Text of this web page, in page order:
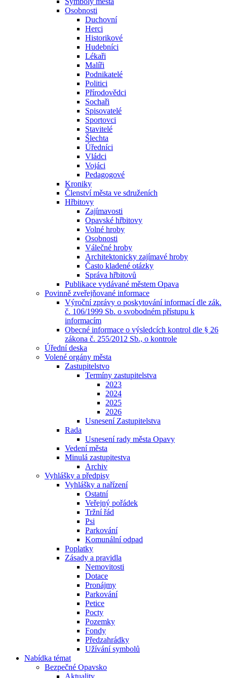
Osobnosti
Duchovní
Herci
Historikové
Hudebníci
Lékaři
Malíři
Podnikatelé
Politici
Přírodovědci
Sochaři
Spisovatelé
Sportovci
Stavitelé
Šlechta
Úředníci
Vládci
Vojáci
Pedagogové
Kroniky
Členství města ve sdruženích
Hřbitovy
Zajímavosti
Opavské hřbitovy
Volné hroby
Osobnosti
Válečné hroby
Architektonicky zajímavé hroby
Často kladené otázky
Správa hřbitovů
Publikace vydávané městem Opava
Povinně zveřejňované informace
Výroční zprávy o poskytování informací dle zák.
č. 106/1999 Sb. o svobodném přístupu k
informacím
Obecné informace o výsledcích kontrol dle § 26
zákona č. 255/2012 Sb., o kontrole
Úřední deska
Volené orgány města
Zastupitelstvo
Termíny zastupitelstva
2023
2024
2025
2026
Usnesení Zastupitelstva
Rada
Usnesení rady města Opavy
Vedení města
Minulá zastupitestva
Archiv
Vyhlášky a předpisy
Vyhlášky a nařízení
Ostatní
Veřejný pořádek
Tržní řád
Psi
Parkování
Komunální odpad
Poplatky
Zásady a pravidla
Nemovitosti
Dotace
Pronájmy
Parkování
Petice
Pocty
Pozemky
Fondy
Předzahrádky
Užívání symbolů
Nabídka témat
Bezpečné Opavsko